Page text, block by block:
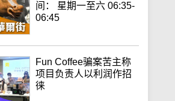
间： 星期一至六 06:35-
06:45
Fun Coffee骗案苦主称
项目负责人以利润作招
徕